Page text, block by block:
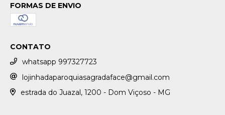
FORMAS DE ENVIO
CONTATO
whatsapp 997327723
lojinhadaparoquiasagradaface@gmail.com
estrada do Juazal, 1200 - Dom Viçoso - MG